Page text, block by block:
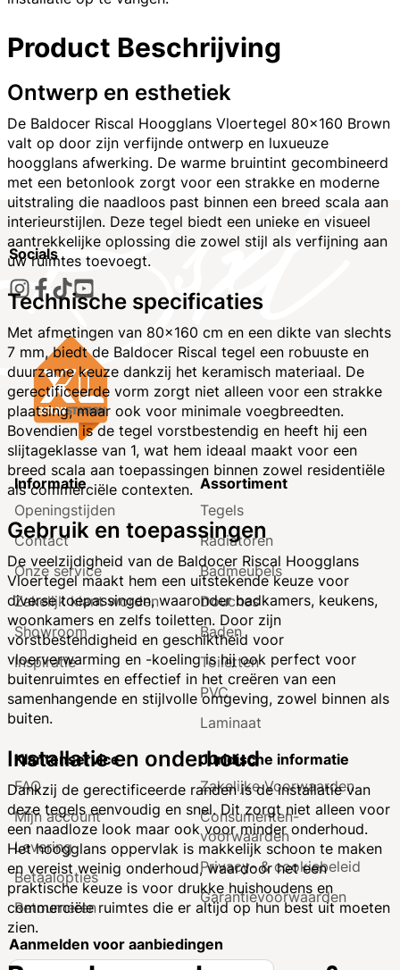
Product Beschrijving
Ontwerp en esthetiek
De Baldocer Riscal Hoogglans Vloertegel 80x160 Brown
valt op door zijn verfijnde ontwerp en luxueuze
hoogglans afwerking. De warme bruintint gecombineerd
met een betonlook zorgt voor een strakke en moderne
uitstraling die naadloos past binnen een breed scala aan
interieurstijlen. Deze tegel biedt een unieke en visueel
aantrekkelijke oplossing die zowel stijl als verfijning aan
uw ruimtes toevoegt.
Technische specificaties
Met afmetingen van 80x160 cm en een dikte van slechts
7 mm, biedt de Baldocer Riscal tegel een robuuste en
duurzame keuze dankzij het keramisch materiaal. De
gerectificeerde vorm zorgt niet alleen voor een strakke
plaatsing, maar ook voor minimale voegbreedten.
Bovendien is de tegel vorstbestendig en heeft hij een
slijtageklasse van 1, wat hem ideaal maakt voor een
breed scala aan toepassingen binnen zowel residentiële
als commerciële contexten.
Gebruik en toepassingen
De veelzijdigheid van de Baldocer Riscal Hoogglans
Vloertegel maakt hem een uitstekende keuze voor
diverse toepassingen, waaronder badkamers, keukens,
woonkamers en zelfs toiletten. Door zijn
vorstbestendigheid en geschiktheid voor
vloerverwarming en -koeling is hij ook perfect voor
buitenruimtes en effectief in het creëren van een
samenhangende en stijlvolle omgeving, zowel binnen als
buiten.
Installatie en onderhoud
Dankzij de gerectificeerde randen is de installatie van
deze tegels eenvoudig en snel. Dit zorgt niet alleen voor
een naadloze look maar ook voor minder onderhoud.
Het hoogglans oppervlak is makkelijk schoon te maken
en vereist weinig onderhoud, waardoor het een
praktische keuze is voor drukke huishoudens en
commerciële ruimtes die er altijd op hun best uit moeten
zien.
Socials
Informatie
Openingstijden
Contact
Onze service
Zakelijk klant worden
Showroom
Inspiratie
Assortiment
Tegels
Radiatoren
Badmeubels
Douches
Baden
Toiletten
PVC
Laminaat
Klantenservice
FAQ
Mijn account
Levering
Betaalopties
Retourneren
Juridische informatie
Zakelijke Voorwaarden
Consumenten­
voorwaarden
Privacy- & cookiebeleid
Garantie­voorwaarden
Aanmelden voor aanbiedingen